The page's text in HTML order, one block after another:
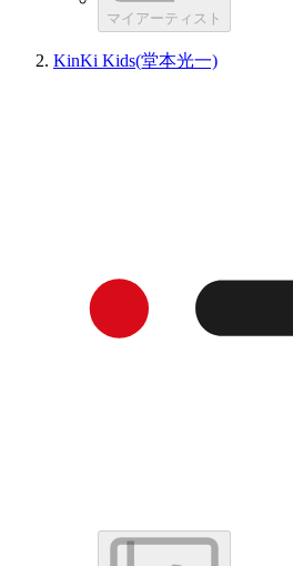
マイアーティスト
KinKi Kids(堂本光一)